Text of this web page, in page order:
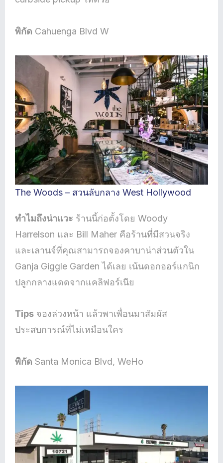
พิกัด Cahuenga Blvd W
The Woods – สวนลับกลาง West Hollywood
ทำไมถึงน่าแวะ ร้านนี้ก่อตั้งโดย Woody
Harrelson และ Bill Maher คือร้านที่มีสวนจริง
และเลานจ์ที่คุณสามารถจองคาบาน่าส่วนตัวใน
Ganja Giggle Garden ได้เลย เน้นดอกออร์แกนิก
ปลูกกลางแดดจากแคลิฟอร์เนีย
Tips จองล่วงหน้า แล้วพาเพื่อนมาสัมผัส
ประสบการณ์ที่ไม่เหมือนใคร
พิกัด Santa Monica Blvd, WeHo